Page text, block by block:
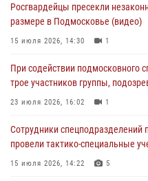
крупную сумму в Подмосковье
31 июля 2026, 13:00
действиях в Подмосковье
31 июля 2026, 09:00
Росгвардейцы пресекли
размере в Подмосковье (видео)
15 июля 2026, 14:30 1
При содействии подмосковного
трое участников группы,
23 июля 2026, 16:02 1
Сотрудники спецподразделений
провели тактико-специальные
15 июля 2026, 14:22 5